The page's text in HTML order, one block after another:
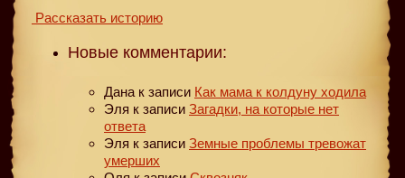
Рассказать историю
Новые комментарии:
Дана к записи Как мама к колдуну ходила
Эля к записи Загадки, на которые нет
ответа
Эля к записи Земные проблемы тревожат
умерших